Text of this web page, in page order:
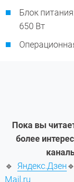
Блок
650 Вт
Пока вы
более
🔹 Яндекс.Дзен🔹
Mail.ru